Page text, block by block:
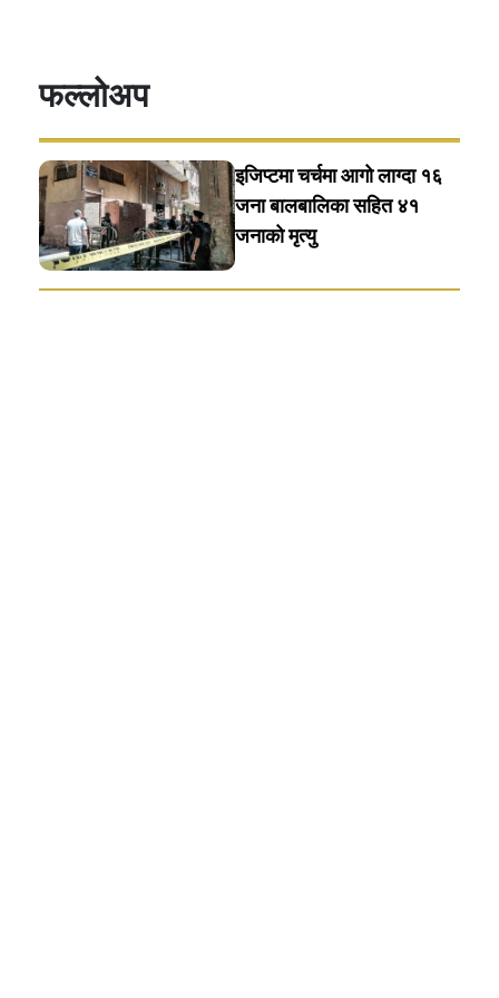
फल्लोअप
इजिप्टमा चर्चमा आगो लाग्दा १६
जना बालबालिका सहित ४१
जनाको मृत्यु